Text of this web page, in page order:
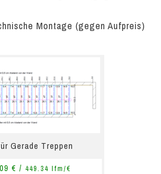
Montage (gegen Aufpreis)
Gerade Treppen
€ / 449.34 lfm/€